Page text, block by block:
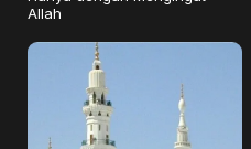
Allah